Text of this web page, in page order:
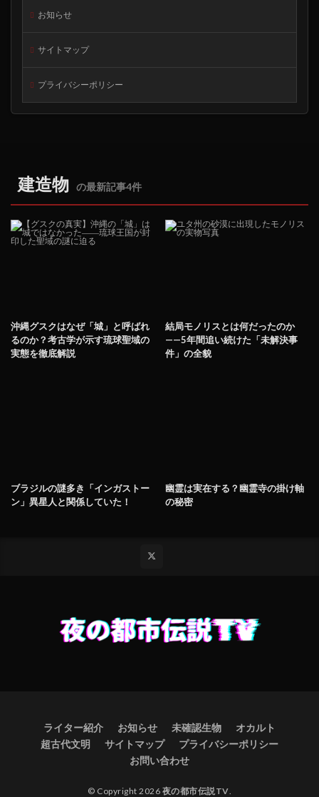
お知らせ
サイトマップ
プライバシーポリシー
建造物 の最新記事4件
沖縄グスクはなぜ「城」と呼ばれ
るのか？考古学が示す琉球聖域の
実態を徹底解説
結局モノリスとは何だったのか
——5年間追い続けた「未解決事
件」の全貌
ブラジルの謎多き「インガストー
ン」異星人と関係していた！
幽霊は実在する？幽霊寺の掛け軸
の秘密
ライター紹介 お知らせ 未確認生物
オカルト
超古代文明
サイトマップ
プライバシーポリシー
お問い合わせ
© Copyright 2026 夜の都市伝説TV